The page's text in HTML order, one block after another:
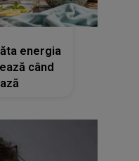
energia
când